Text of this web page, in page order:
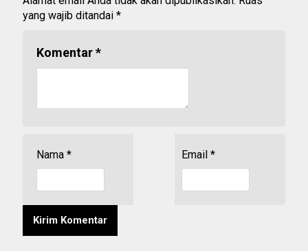
yang wajib ditandai *
Komentar*
Nama * Email *